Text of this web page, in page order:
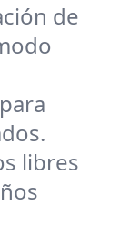
de
libres